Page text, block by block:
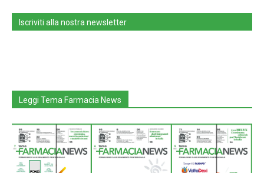
Iscriviti alla nostra newsletter
Leggi Tema Farmacia News